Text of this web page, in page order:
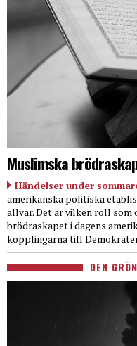
Muslimska
Händelser under
amerikanska politiska
allvar. Det är vilken roll som
brödraskapet i dagens
kopplingarna till
DEN